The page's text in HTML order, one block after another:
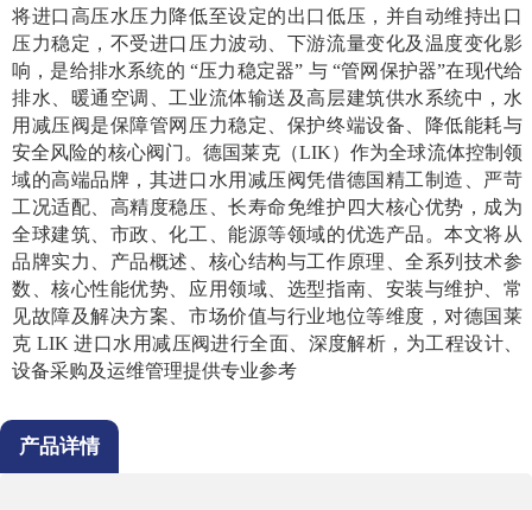
将进口高压水压力降低至设定的出口低压，并自动维持出口
压力稳定，不受进口压力波动、下游流量变化及温度变化影
响，是给排水系统的 “压力稳定器” 与 “管网保护器”在现代给
排水、暖通空调、工业流体输送及高层建筑供水系统中，水
用减压阀是保障管网压力稳定、保护终端设备、降低能耗与
安全风险的核心阀门。德国莱克（LIK）作为全球流体控制领
域的高端品牌，其进口水用减压阀凭借德国精工制造、严苛
工况适配、高精度稳压、长寿命免维护四大核心优势，成为
全球建筑、市政、化工、能源等领域的优选产品。本文将从
品牌实力、产品概述、核心结构与工作原理、全系列技术参
数、核心性能优势、应用领域、选型指南、安装与维护、常
见故障及解决方案、市场价值与行业地位等维度，对德国莱
克 LIK 进口水用减压阀进行全面、深度解析，为工程设计、
设备采购及运维管理提供专业参考
产品详情